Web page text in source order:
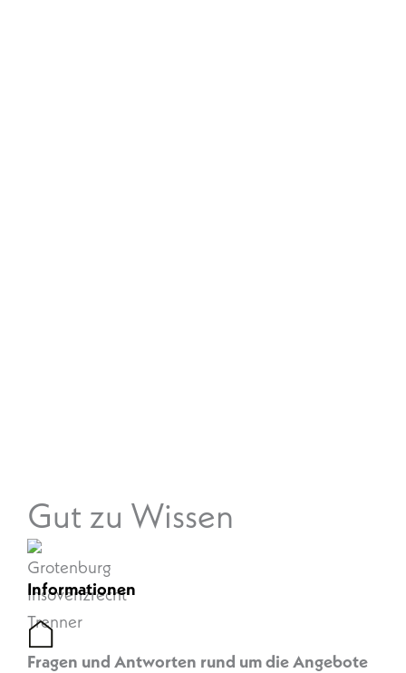
Gut zu Wissen
Informationen
Fragen und Antworten rund um die Angebote